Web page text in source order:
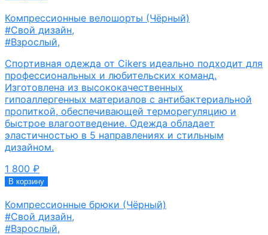
Компрессионные велошорты (Чёрный)
#Свой дизайн,
#Взрослый,
Спортивная одежда от Cikers идеально подходит для
профессиональных и любительских команд.
Изготовлена из высококачественных
гипоаллергенных материалов с антибактериальной
пропиткой, обеспечивающей терморегуляцию и
быстрое влагоотведение. Одежда обладает
эластичностью в 5 направлениях и стильным
дизайном.
1 800 ₽
В корзину
Компрессионные брюки (Чёрный)
#Свой дизайн,
#Взрослый,